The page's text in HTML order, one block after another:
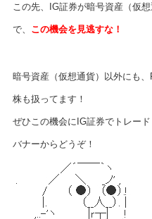
この先、IG証券が暗号資産（仮
で、 この機会を見逃すな！
暗号資産（仮想通貨）以外にも
株も扱ってます！
ぜひこの機会にIG証券でトレー
バナーからどうぞ！